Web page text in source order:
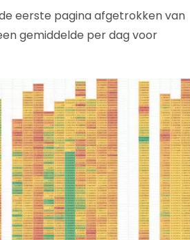
eerste pagina afgetrokken van
gemiddelde per dag voor